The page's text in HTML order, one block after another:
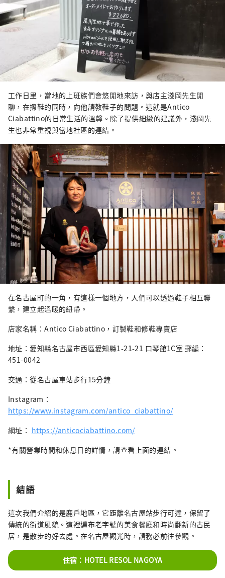
工作日里，當地的上班族們會悠閒地來訪，與店主淺岡先生閒
聊，在擦鞋的同時，向他請教鞋子的問題。這就是Antico
Ciabattino的日常生活的溫馨。除了提供細緻的建議外，淺岡先
生也非常重視與當地社區的連結。
在名古屋町的一角，有這樣一個地方，人們可以透過鞋子相互聯
繫，建立起溫暖的紐帶。
店家名稱：Antico Ciabattino，訂製鞋和修鞋專賣店
地址：愛知縣名古屋市西區愛知縣1-21-21 口琴館1C室 郵編：
451-0042
交通：從名古屋車站步行15分鐘
Instagram：
https://www.instagram.com/antico_ciabattino/
網址： https://anticociabattino.com/
*有關營業時間和休息日的詳情，請查看上面的連結。
結語
這次我們介紹的是鹿戶地區，它距離名古屋站步行可達，保留了
傳統的街道風貌。這裡遍布老字號的美食餐廳和時尚翻新的古民
居，是散步的好去處。在名古屋觀光時，請務必前往參觀。
住宿：HOTEL RESOL NAGOYA